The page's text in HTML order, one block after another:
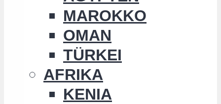
MAROKKO
OMAN
TÜRKEI
AFRIKA
KENIA